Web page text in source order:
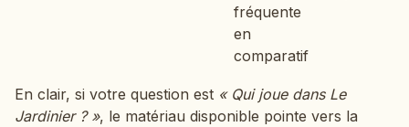
fréquente
en
comparatif
En clair, si votre question est « Qui joue dans Le
Jardinier ? », le matériau disponible pointe vers la